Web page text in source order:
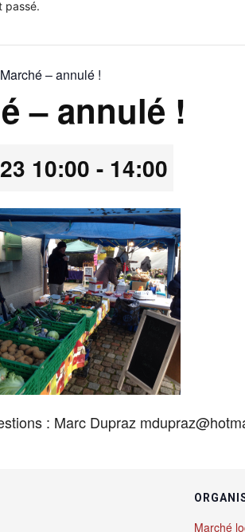
passé.
Marché – annulé !
– annulé !
10:00 - 14:00
: Marc Dupraz
Marché